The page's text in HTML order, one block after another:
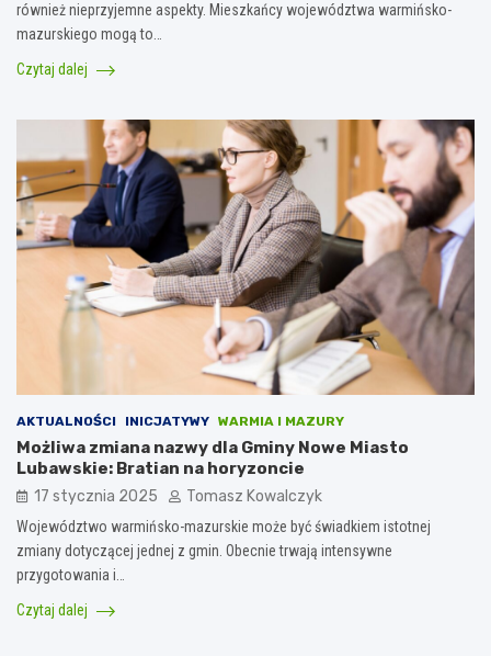
również nieprzyjemne aspekty. Mieszkańcy województwa warmińsko-
mazurskiego mogą to…
Czytaj dalej
AKTUALNOŚCI INICJATYWY WARMIA I MAZURY
Możliwa zmiana nazwy dla Gminy Nowe Miasto
Lubawskie: Bratian na horyzoncie
17 stycznia 2025 Tomasz Kowalczyk
Województwo warmińsko-mazurskie może być świadkiem istotnej
zmiany dotyczącej jednej z gmin. Obecnie trwają intensywne
przygotowania i…
Czytaj dalej